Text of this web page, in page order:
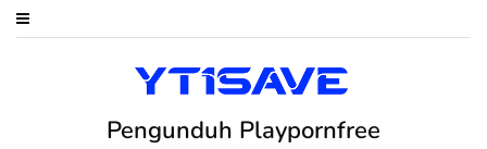
Pengunduh Playpornfree